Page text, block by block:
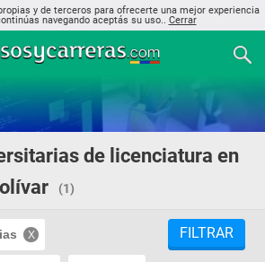
y de terceros para ofrecerte una mejor experiencia
navegando aceptás su uso.. Cerrar
de licenciatura en
(1)
FILTRAR